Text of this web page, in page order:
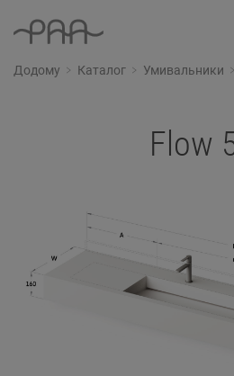
Додому Каталог Умивальники
Flow